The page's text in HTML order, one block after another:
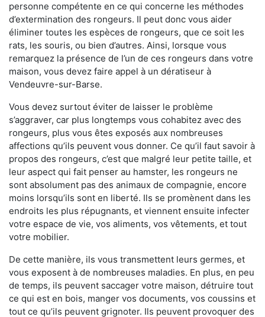
personne compétente en ce qui concerne les méthodes
d’extermination des rongeurs. Il peut donc vous aider
éliminer toutes les espèces de rongeurs, que ce soit les
rats, les souris, ou bien d’autres. Ainsi, lorsque vous
remarquez la présence de l’un de ces rongeurs dans votre
maison, vous devez faire appel à un dératiseur à
Vendeuvre-sur-Barse.
Vous devez surtout éviter de laisser le problème
s’aggraver, car plus longtemps vous cohabitez avec des
rongeurs, plus vous êtes exposés aux nombreuses
affections qu’ils peuvent vous donner. Ce qu’il faut savoir à
propos des rongeurs, c’est que malgré leur petite taille, et
leur aspect qui fait penser au hamster, les rongeurs ne
sont absolument pas des animaux de compagnie, encore
moins lorsqu’ils sont en liberté. Ils se promènent dans les
endroits les plus répugnants, et viennent ensuite infecter
votre espace de vie, vos aliments, vos vêtements, et tout
votre mobilier.
De cette manière, ils vous transmettent leurs germes, et
vous exposent à de nombreuses maladies. En plus, en peu
de temps, ils peuvent saccager votre maison, détruire tout
ce qui est en bois, manger vos documents, vos coussins et
tout ce qu’ils peuvent grignoter. Ils peuvent provoquer des